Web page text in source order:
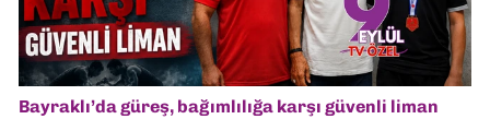
Bayraklı’da güreş, bağımlılığa karşı güvenli liman